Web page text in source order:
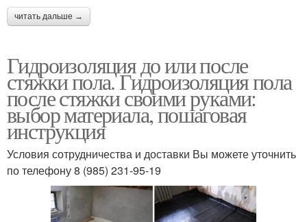
Рубероид для
гидроизоляции
читать дальше →
Гидроизоляция до или после
стяжки пола. Гидроизоляция пола
после стяжки своими руками:
выбор материала, пошаговая
инструкция
Условия сотрудничества и доставки Вы можете уточнить
по телефону 8 (985) 231-95-19